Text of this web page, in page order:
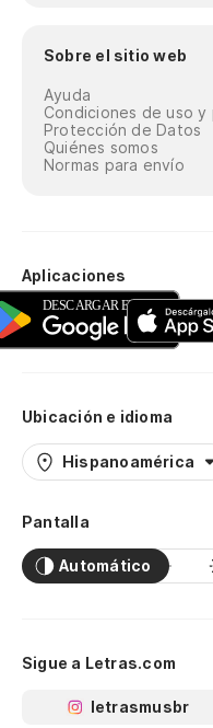
Sobre el sitio web
Ayuda
Condiciones de uso y
Protección de Datos
Quiénes somos
Normas para envío
Aplicaciones
Ubicación e idioma
Hispanoamérica
Pantalla
Automático
Sigue a Letras.com
letrasmusbr